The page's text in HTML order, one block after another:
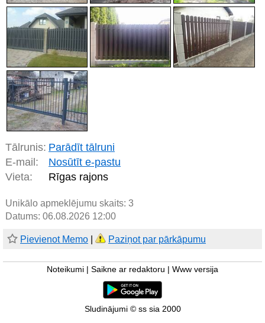
Tālrunis: Parādīt tālruni
E-mail:
Nosūtīt e-pastu
Vieta:
Rīgas rajons
Unikālo apmeklējumu skaits: 3
Datums: 06.08.2026 12:00
Pievienot Memo Paziņot par pārkāpumu
Noteikumi Saikne ar redaktoru Www versija
Sludinājumi © ss sia 2000